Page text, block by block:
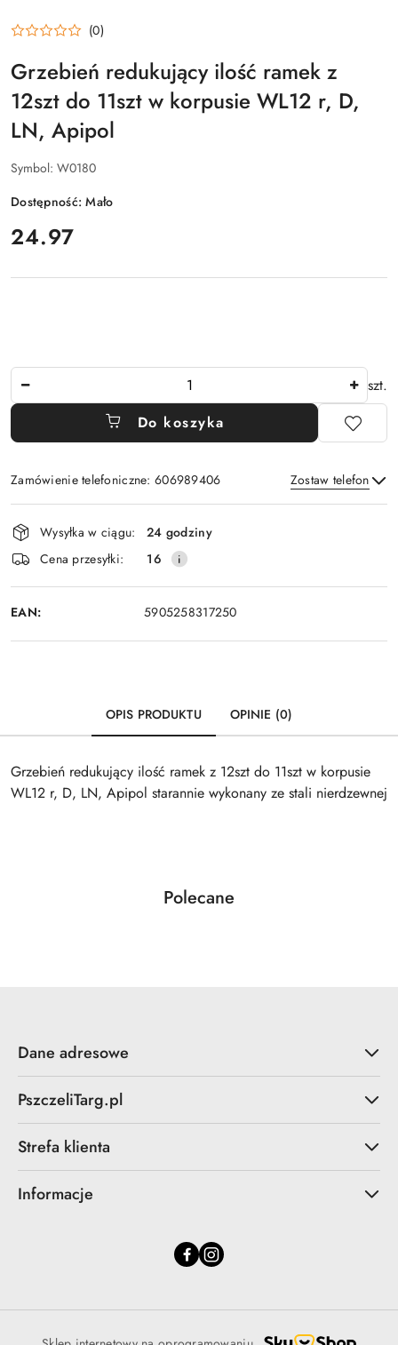
(0)
Grzebień redukujący ilość ramek z
12szt do 11szt w korpusie WL12 r, D,
LN, Apipol
Symbol: W0180
Dostępność:Mało
cena:
24.97
szt.
Do koszyka
Zamówienie telefoniczne: 606989406 Zostaw telefon
Wyślij
Dostępność
i
dostawa
Wysyłka w ciągu:
24 godziny
Cena przesyłki:
16
EAN: 5905258317250
OPIS PRODUKTU OPINIE (0)
Grzebień redukujący ilość ramek z 12szt do 11szt w korpusie
WL12 r, D, LN, Apipol starannie wykonany ze stali nierdzewnej
Pomiń karuzelę produktów
Produkty
Polecane
Dane adresowe
PszczeliTarg.pl
Strefa klienta
Informacje